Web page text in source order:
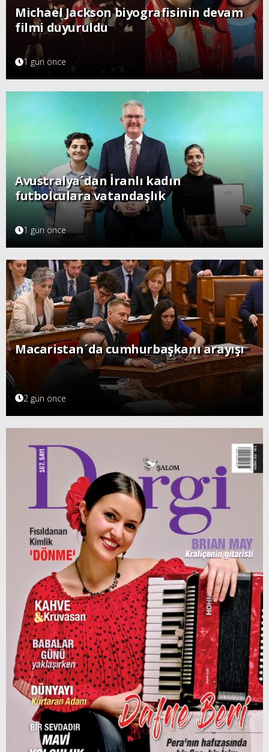
Michael Jackson biyografisinin devam
filmi duyuruldu
1 gün önce
Avustralya´dan İranlı kadın
futbolculara vatandaşlık
1 gün önce
Macaristan´da cumhurbaşkanı arayışı
2 gün önce